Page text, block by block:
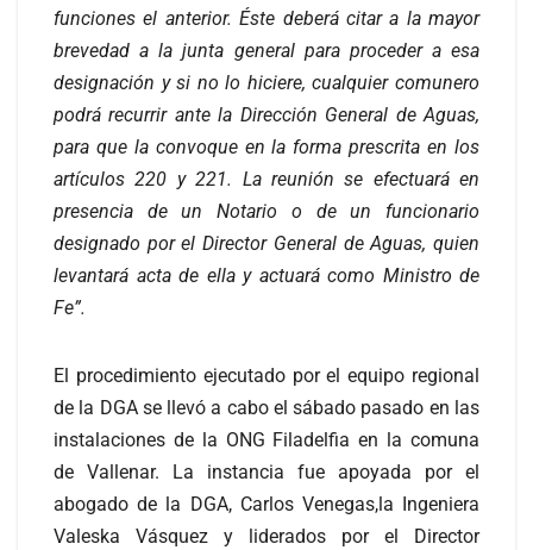
funciones el anterior. Éste deberá citar a la mayor
brevedad a la junta general para proceder a esa
designación y si no lo hiciere, cualquier comunero
podrá recurrir ante la Dirección General de Aguas,
para que la convoque en la forma prescrita en los
artículos 220 y 221. La reunión se efectuará en
presencia de un Notario o de un funcionario
designado por el Director General de Aguas, quien
levantará acta de ella y actuará como Ministro de
Fe”.
El procedimiento ejecutado por el equipo regional
de la DGA se llevó a cabo el sábado pasado en las
instalaciones de la ONG Filadelfia en la comuna
de Vallenar. La instancia fue apoyada por el
abogado de la DGA, Carlos Venegas,la Ingeniera
Valeska Vásquez y liderados por el Director